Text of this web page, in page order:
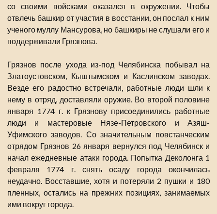
со своими войсками оказался в окружении. Чтобы
отвлечь башкир от участия в восстании, он послал к ним
ученого муллу Мансурова, но башкиры не слушали его и
поддерживали Грязнова.
Грязнов после ухода из-под Челябинска побывал на
Златоустовском, Кыштымском и Каслинском заводах.
Везде его радостно встречали, работные люди шли к
нему в отряд, доставляли оружие. Во второй половине
января 1774 г. к Грязнову присоединились работные
люди и мастеровые Нязе-Петровского и Азяш-
Уфимского заводов. Со значительным повстанческим
отрядом Грязнов 26 января вернулся под Челябинск и
начал ежедневные атаки города. Попытка Деколонга 1
февраля 1774 г. снять осаду города окончилась
неудачно. Восставшие, хотя и потеряли 2 пушки и 180
пленных, остались на прежних позициях, занимаемых
ими вокруг города.